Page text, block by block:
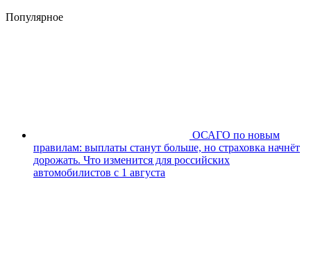
Популярное
ОСАГО по новым
правилам: выплаты станут больше, но страховка начнёт
дорожать. Что изменится для российских
автомобилистов с 1 августа